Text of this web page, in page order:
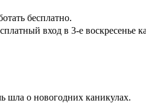
бесплатно.
вход в 3-е воскресенье
шла о новогодних каникулах.